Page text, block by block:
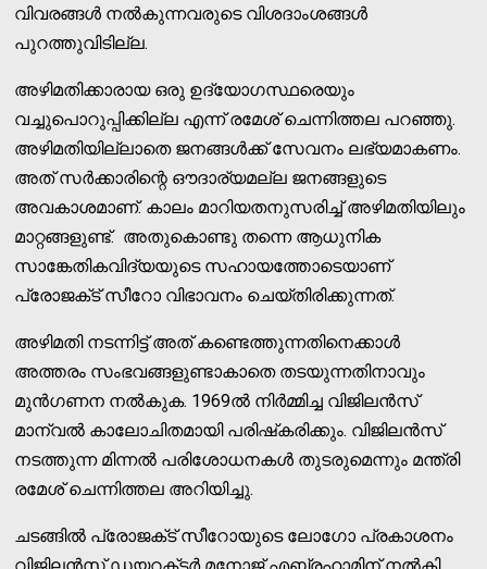
വിവരങ്ങൾ നൽകുന്നവരുടെ വിശദാംശങ്ങൾ
പുറത്തുവിടില്ല.
അഴിമതിക്കാരായ ഒരു ഉദ്യോഗസ്ഥരെയും
വച്ചുപൊറുപ്പിക്കില്ല എന്ന് രമേശ് ചെന്നിത്തല പറഞ്ഞു.
അഴിമതിയില്ലാതെ ജനങ്ങൾക്ക്‌ സേവനം ലഭ്യമാകണം.
അത്‌ സർക്കാരിന്റെ ഔദാര്യമല്ല ജനങ്ങളുടെ
അവകാശമാണ്‌. കാലം മാറിയതനുസരിച്ച്‌ അഴിമതിയിലും
മാറ്റങ്ങളുണ്ട്‌. അതുകൊണ്ടു തന്നെ ആധുനിക
സാങ്കേതികവിദ്യയുടെ സഹായത്തോടെയാണ്
പ്രോജക്‌ട്‌ സീറോ വിഭാവനം ചെയ്തിരിക്കുന്നത്.
അഴിമതി നടന്നിട്ട്‌ അത്‌ കണ്ടെത്തുന്നതിനെക്കാൾ
അത്തരം സംഭവങ്ങളുണ്ടാകാതെ തടയുന്നതിനാവും
മുൻഗണന നൽകുക. 1969ൽ നിർമ്മിച്ച വിജിലൻസ്‌
മാന്വൽ കാലോചിതമായി പരിഷ്‌കരിക്കും. വിജിലൻസ്‌
നടത്തുന്ന മിന്നൽ പരിശോധനകൾ തുടരുമെന്നും മന്ത്രി
രമേശ്‌ ചെന്നിത്തല അറിയിച്ചു.
ചടങ്ങിൽ പ്രോജക്‌ട്‌ സീറോയുടെ ലോഗോ പ്രകാശനം